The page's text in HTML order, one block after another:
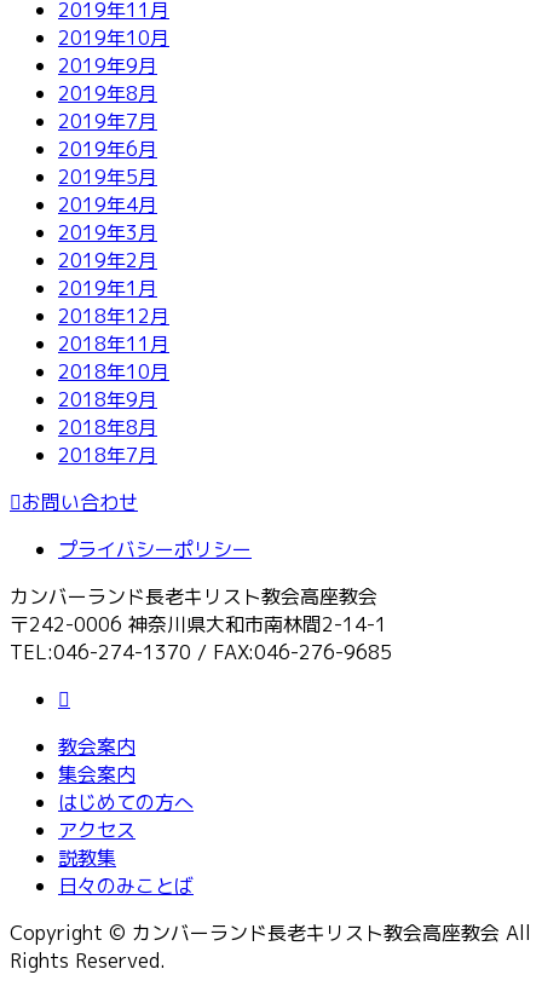
2019年11月
2019年10月
2019年9月
2019年8月
2019年7月
2019年6月
2019年5月
2019年4月
2019年3月
2019年2月
2019年1月
2018年12月
2018年11月
2018年10月
2018年9月
2018年8月
2018年7月
お問い合わせ
プライバシーポリシー
カンバーランド長老キリスト教会高座教会
〒242-0006 神奈川県大和市南林間2-14-1
TEL:046-274-1370 / FAX:046-276-9685
教会案内
集会案内
はじめての方へ
アクセス
説教集
日々のみことば
Copyright © カンバーランド長老キリスト教会高座教会 All
Rights Reserved.